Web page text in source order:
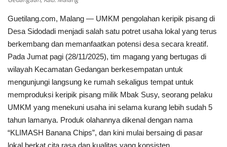
Kesehatan
Layanan Publik
Perempuan/Anak
Guetilang.com, Malang — UMKM pengolahan keripik pisang di
Desa Sidodadi menjadi salah satu potret usaha lokal yang terus
berkembang dan memanfaatkan potensi desa secara kreatif.
Pada Jumat pagi (28/11/2025), tim magang yang bertugas di
wilayah Kecamatan Gedangan berkesempatan untuk
mengunjungi langsung ke rumah sekaligus tempat untuk
memproduksi keripik pisang milik Mbak Susy, seorang pelaku
UMKM yang menekuni usaha ini selama kurang lebih sudah 5
tahun lamanya. Produk olahannya dikenal dengan nama
“KLIMASH Banana Chips”, dan kini mulai bersaing di pasar
lokal berkat cita rasa dan kualitas yang konsisten.